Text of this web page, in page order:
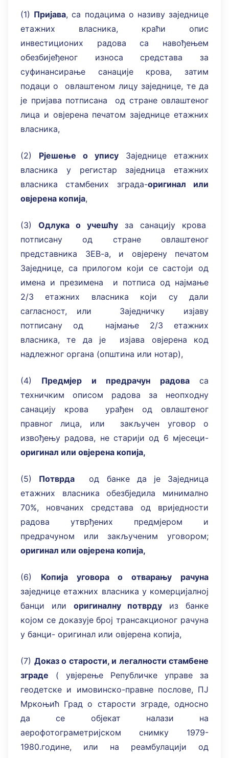
(1) Пријава, са подацима о називу заједнице
етажних власника, краћи опис
инвестиционих радова са навођењем
обезбијеђеног износа средстава за
суфинансирање санације крова, затим
подаци о овлаштеном лицу заједнице, те да
је пријава потписана од стране овлаштеног
лица и овјерена печатом заједнице етажних
власника,
(2) Рјешење о упису Заједнице етажних
власника у регистар заједница етажних
власника стамбених зграда-оригинал или
овјерена копија,
(3) Одлука о учешћу за санацију крова
потписану од стране овлаштеног
представника ЗЕВ-а, и овјерену печатом
Заједнице, са прилогом који се састоји од
имена и презимена и потписа од најмање
2/3 етажних власника који су дали
сагласност, или Заједничку изјаву
потписану од најмање 2/3 етажних
власника, те да је изјава овјерена код
надлежног органа (општина или нотар),
(4) Предмјер и предрачун радоваса
техничким описом радова за неопходну
санацију крова урађен од овлаштеног
правног лица, или закључен уговор о
извођењу радова, не старији од 6 мјесеци-
оригинал или овјерена копија,
(5) Потврда од банке да је Заједница
етажних власника обезбједила минимално
70%, новчаних средстава од вриједности
радова утврђених предмјером и
предрачуном или закљученим уговором;
оригинал или овјерена копија,
(6) Копија уговора о отварању рачуна
заједнице етажних власника у комерцијалној
банци или оригиналну потврду из банке
којом се доказује број трансакционог рачуна
у банци- оригинал или овјерена копија,
(7) Доказ о старости, и легалности стамбене
зграде ( увјерење Републичке управе за
геодетске и имовинско-правне послове, ПЈ
Мркоњић Град о старости зграде, односно
да се објекат налази на
аерофотограметријском снимку 1979-
1980.године, или на реамбулацији од